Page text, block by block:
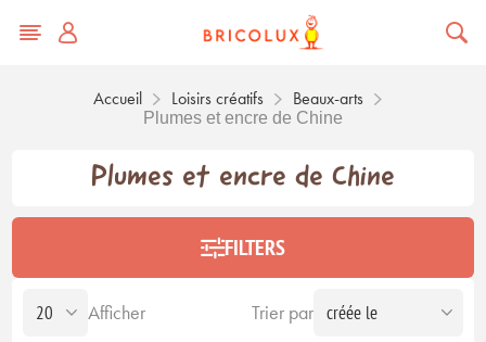
Accueil Loisirs créatifs Beaux-arts
Plumes et encre de Chine
Plumes et encre de Chine
FILTERS
Trier par
Afficher